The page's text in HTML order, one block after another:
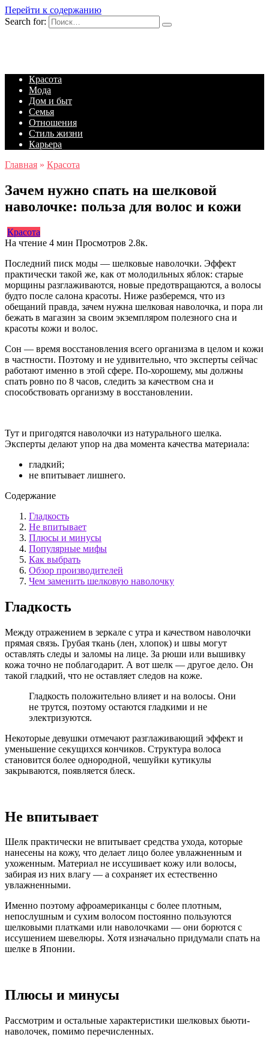
Перейти к содержанию
Search for:
Красота
Мода
Дом и быт
Семья
Отношения
Стиль жизни
Карьера
Главная » Красота
Зачем нужно спать на шелковой
наволочке: польза для волос и кожи
Красота
На чтение 4 мин Просмотров 2.8к.
Последний писк моды — шелковые наволочки. Эффект
практически такой же, как от молодильных яблок: старые
морщины разглаживаются, новые предотвращаются, а волосы
будто после салона красоты. Ниже разберемся, что из
обещаний правда, зачем нужна шелковая наволочка, и пора ли
бежать в магазин за своим экземпляром полезного сна и
красоты кожи и волос.
Сон — время восстановления всего организма в целом и кожи
в частности. Поэтому и не удивительно, что эксперты сейчас
работают именно в этой сфере. По-хорошему, мы должны
спать ровно по 8 часов, следить за качеством сна и
способствовать организму в восстановлении.
Тут и пригодятся наволочки из натурального шелка.
Эксперты делают упор на два момента качества материала:
гладкий;
не впитывает лишнего.
Содержание
Гладкость
Не впитывает
Плюсы и минусы
Популярные мифы
Как выбрать
Обзор производителей
Чем заменить шелковую наволочку
Гладкость
Между отражением в зеркале с утра и качеством наволочки
прямая связь. Грубая ткань (лен, хлопок) и швы могут
оставлять следы и заломы на лице. За рюши или вышивку
кожа точно не поблагодарит. А вот шелк — другое дело. Он
такой гладкий, что не оставляет следов на коже.
Гладкость положительно влияет и на волосы. Они
не трутся, поэтому остаются гладкими и не
электризуются.
Некоторые девушки отмечают разглаживающий эффект и
уменьшение секущихся кончиков. Структура волоса
становится более однородной, чешуйки кутикулы
закрываются, появляется блеск.
Не впитывает
Шелк практически не впитывает средства ухода, которые
нанесены на кожу, что делает лицо более увлажненным и
ухоженным. Материал не иссушивает кожу или волосы,
забирая из них влагу — а сохраняет их естественно
увлажненными.
Именно поэтому афроамериканцы с более плотным,
непослушным и сухим волосом постоянно пользуются
шелковыми платками или наволочками — они борются с
иссушением шевелюры. Хотя изначально придумали спать на
шелке в Японии.
Плюсы и минусы
Рассмотрим и остальные характеристики шелковых бьюти-
наволочек, помимо перечисленных.